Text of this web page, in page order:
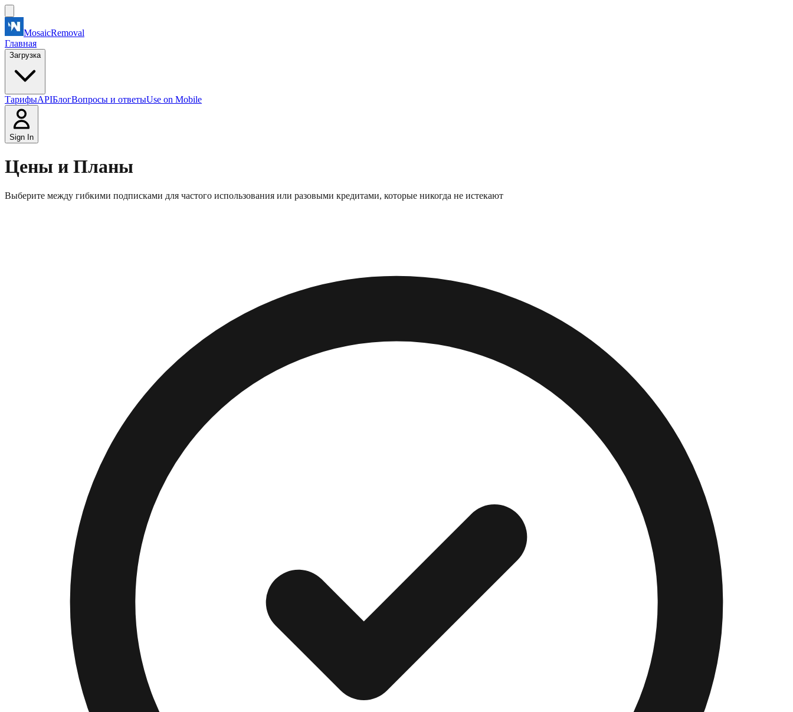
MosaicRemoval
Главная
Загрузка
ТарифыAPIБлогВопросы и ответыUse on Mobile
Sign In
Цены и Планы
Выберите между гибкими подписками для частого использования или разовыми кредитами, которые никогда не истекают